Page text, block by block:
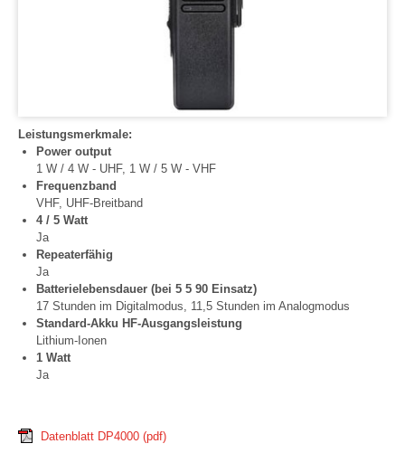
Leistungsmerkmale:
Power output
1 W / 4 W - UHF, 1 W / 5 W - VHF
Frequenzband
VHF, UHF-Breitband
4 / 5 Watt
Ja
Repeaterfähig
Ja
Batterielebensdauer (bei 5 5 90 Einsatz)
17 Stunden im Digitalmodus, 11,5 Stunden im Analogmodus
Standard-Akku HF-Ausgangsleistung
Lithium-Ionen
1 Watt
Ja
Datenblatt DP4000 (pdf)